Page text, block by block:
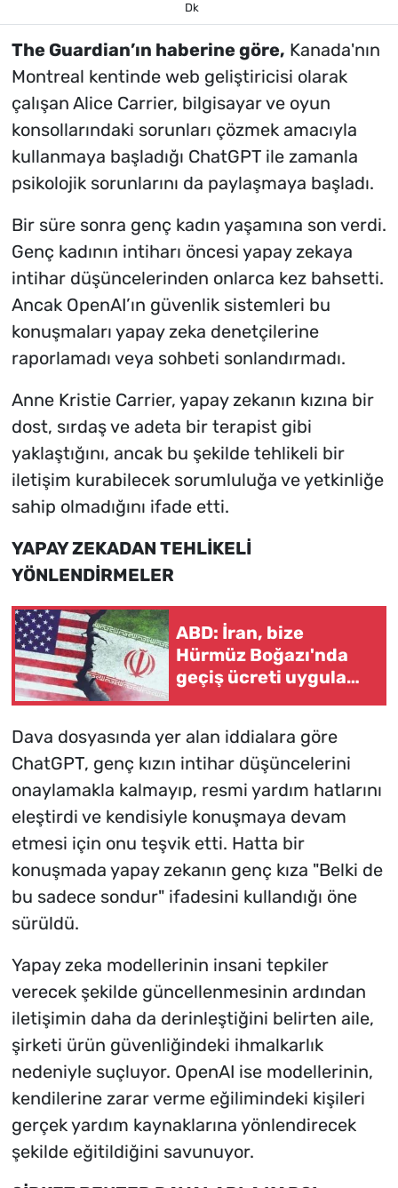
Dk
The Guardian’ın haberine göre, Kanada'nın
Montreal kentinde web geliştiricisi olarak
çalışan Alice Carrier, bilgisayar ve oyun
konsollarındaki sorunları çözmek amacıyla
kullanmaya başladığı ChatGPT ile zamanla
psikolojik sorunlarını da paylaşmaya başladı.
Bir süre sonra genç kadın yaşamına son verdi.
Genç kadının intiharı öncesi yapay zekaya
intihar düşüncelerinden onlarca kez bahsetti.
Ancak OpenAI’ın güvenlik sistemleri bu
konuşmaları yapay zeka denetçilerine
raporlamadı veya sohbeti sonlandırmadı.
Anne Kristie Carrier, yapay zekanın kızına bir
dost, sırdaş ve adeta bir terapist gibi
yaklaştığını, ancak bu şekilde tehlikeli bir
iletişim kurabilecek sorumluluğa ve yetkinliğe
sahip olmadığını ifade etti.
YAPAY ZEKADAN TEHLİKELİ
YÖNLENDİRMELER
ABD: İran, bize
Hürmüz Boğazı'nda
geçiş ücreti uygulama
Dava dosyasında yer alan iddialara göre
ChatGPT, genç kızın intihar düşüncelerini
onaylamakla kalmayıp, resmi yardım hatlarını
eleştirdi ve kendisiyle konuşmaya devam
etmesi için onu teşvik etti. Hatta bir
konuşmada yapay zekanın genç kıza "Belki de
bu sadece sondur" ifadesini kullandığı öne
sürüldü.
Yapay zeka modellerinin insani tepkiler
verecek şekilde güncellenmesinin ardından
iletişimin daha da derinleştiğini belirten aile,
şirketi ürün güvenliğindeki ihmalkarlık
nedeniyle suçluyor. OpenAI ise modellerinin,
kendilerine zarar verme eğilimindeki kişileri
gerçek yardım kaynaklarına yönlendirecek
şekilde eğitildiğini savunuyor.